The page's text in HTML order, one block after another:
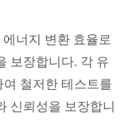
너지 변환 효율로
보장합니다. 각 유
철저한 테스트를
신뢰성을 보장합니